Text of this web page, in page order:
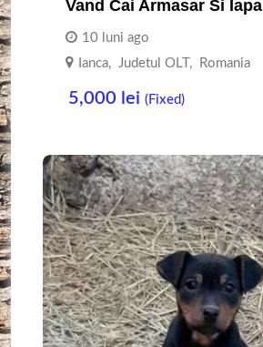
Vand Cai Armasar Si Iapa
10 luni ago
Ianca, Judetul OLT , Romania
5,000 lei (Fixed)